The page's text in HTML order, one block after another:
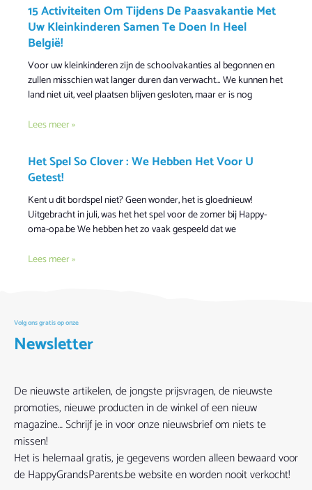
15 Activiteiten Om Tijdens De Paasvakantie Met
Uw Kleinkinderen Samen Te Doen In Heel
België!
Voor uw kleinkinderen zijn de schoolvakanties al begonnen en
zullen misschien wat langer duren dan verwacht… We kunnen het
land niet uit, veel plaatsen blijven gesloten, maar er is nog
Lees meer »
Het Spel So Clover : We Hebben Het Voor U
Getest!
Kent u dit bordspel niet? Geen wonder, het is gloednieuw!
Uitgebracht in juli, was het het spel voor de zomer bij Happy-
oma-opa.be We hebben het zo vaak gespeeld dat we
Lees meer »
Volg ons gratis op onze
Newsletter
De nieuwste artikelen, de jongste prijsvragen, de nieuwste
promoties, nieuwe producten in de winkel of een nieuw
magazine… Schrijf je in voor onze nieuwsbrief om niets te
missen!
Het is helemaal gratis, je gegevens worden alleen bewaard voor
de HappyGrandsParents.be website en worden nooit verkocht!